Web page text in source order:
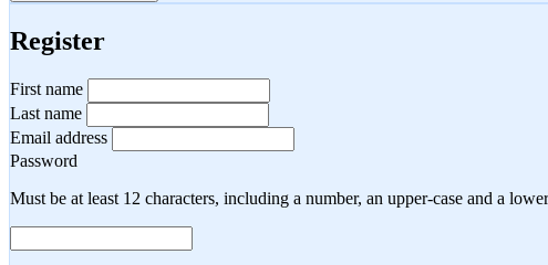
Register
First name
Last name
Email address
Password
Must be at least 12 characters, including a number, an upper-case and a